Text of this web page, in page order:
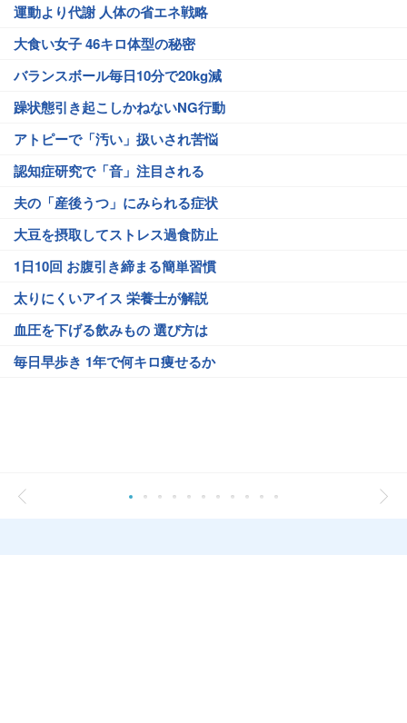
運動より代謝 人体の省エネ戦略
大食い女子 46キロ体型の秘密
バランスボール毎日10分で20kg減
躁状態引き起こしかねないNG行動
アトピーで「汚い」扱いされ苦悩
認知症研究で「音」注目される
夫の「産後うつ」にみられる症状
大豆を摂取してストレス過食防止
1日10回 お腹引き締まる簡単習慣
太りにくいアイス 栄養士が解説
血圧を下げる飲みもの 選び方は
毎日早歩き 1年で何キロ痩せるか